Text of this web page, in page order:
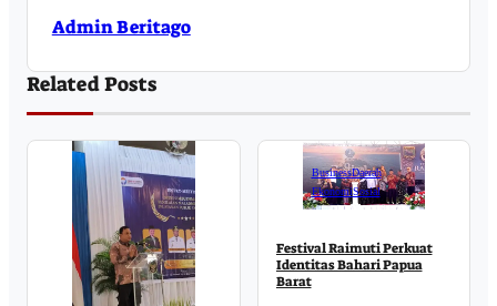
Admin Beritago
Related Posts
BusinessDaerah
EkonomiSosial
Festival Raimuti Perkuat
Identitas Bahari Papua
Barat